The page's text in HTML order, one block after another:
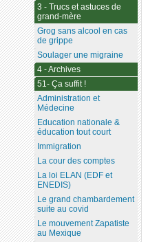
3 - Trucs et astuces de
grand-mère
Grog sans alcool en cas
de grippe
Soulager une migraine
4 - Archives
51- Ça suffit !
Administration et
Médecine
Education nationale &
éducation tout court
Immigration
La cour des comptes
La loi ELAN (EDF et
ENEDIS)
Le grand chambardement
suite au covid
Le mouvement Zapatiste
au Mexique